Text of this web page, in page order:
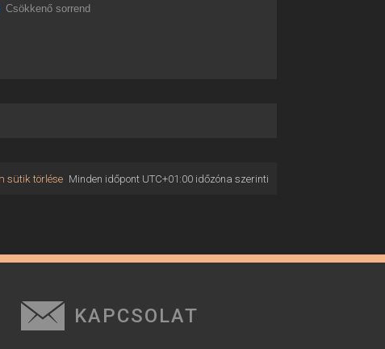
Csökkenő sorrend
Minden időpont UTC+01:00időzóna szerinti
sütik törlése
KAPCSOLAT